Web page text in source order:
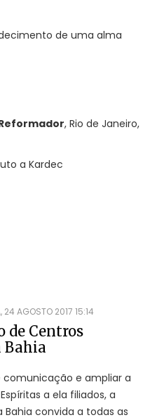
de uma alma
, Rio de Janeiro,
a Kardec
24 AGOSTO 2017 15:14
de Centros
Bahia
comunicação e ampliar a
a ela filiados, a
Bahia convida a todas as